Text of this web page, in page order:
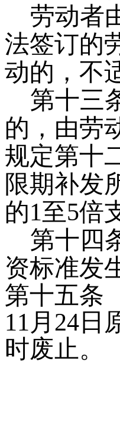
劳动者
法签订的
动的，不
第十三
的，由劳
规定第十
限期补发
的1至5倍
第十四
资标准发
第十五条
11 月 24日
时废止。